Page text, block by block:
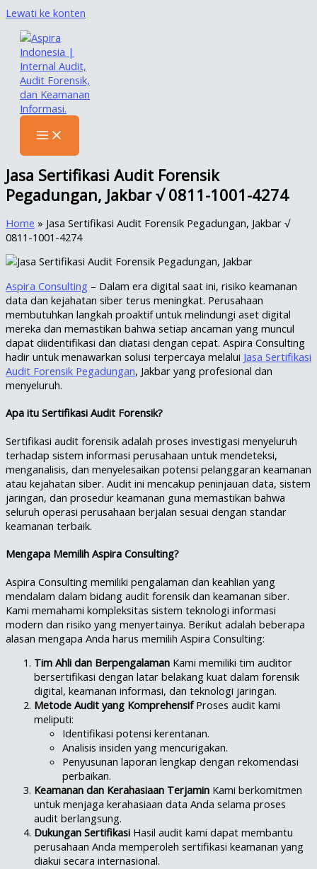
Lewati ke konten
Jasa Sertifikasi Audit Forensik
Pegadungan, Jakbar √ 0811-1001-4274
Home » Jasa Sertifikasi Audit Forensik Pegadungan, Jakbar √
0811-1001-4274
Aspira Consulting – Dalam era digital saat ini, risiko keamanan
data dan kejahatan siber terus meningkat. Perusahaan
membutuhkan langkah proaktif untuk melindungi aset digital
mereka dan memastikan bahwa setiap ancaman yang muncul
dapat diidentifikasi dan diatasi dengan cepat. Aspira Consulting
hadir untuk menawarkan solusi terpercaya melalui Jasa Sertifikasi
Audit Forensik Pegadungan, Jakbar yang profesional dan
menyeluruh.
Apa itu Sertifikasi Audit Forensik?
Sertifikasi audit forensik adalah proses investigasi menyeluruh
terhadap sistem informasi perusahaan untuk mendeteksi,
menganalisis, dan menyelesaikan potensi pelanggaran keamanan
atau kejahatan siber. Audit ini mencakup peninjauan data, sistem
jaringan, dan prosedur keamanan guna memastikan bahwa
seluruh operasi perusahaan berjalan sesuai dengan standar
keamanan terbaik.
Mengapa Memilih Aspira Consulting?
Aspira Consulting memiliki pengalaman dan keahlian yang
mendalam dalam bidang audit forensik dan keamanan siber.
Kami memahami kompleksitas sistem teknologi informasi
modern dan risiko yang menyertainya. Berikut adalah beberapa
alasan mengapa Anda harus memilih Aspira Consulting:
Tim Ahli dan Berpengalaman Kami memiliki tim auditor
bersertifikasi dengan latar belakang kuat dalam forensik
digital, keamanan informasi, dan teknologi jaringan.
Metode Audit yang KomprehensifProses audit kami
meliputi:
Identifikasi potensi kerentanan.
Analisis insiden yang mencurigakan.
Penyusunan laporan lengkap dengan rekomendasi
perbaikan.
Keamanan dan Kerahasiaan Terjamin Kami berkomitmen
untuk menjaga kerahasiaan data Anda selama proses
audit berlangsung.
Dukungan Sertifikasi Hasil audit kami dapat membantu
perusahaan Anda memperoleh sertifikasi keamanan yang
diakui secara internasional.